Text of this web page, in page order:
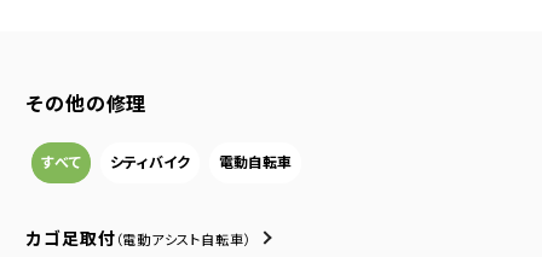
その他の修理
すべて シティバイク 電動自転車
カゴ足取付 （電動アシスト自転車）